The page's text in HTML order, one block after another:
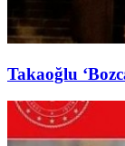
Takaoğlu